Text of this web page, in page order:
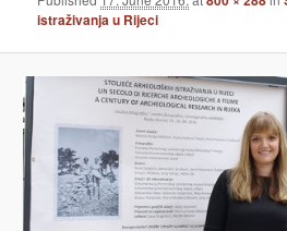
istraživanja u Rijeci